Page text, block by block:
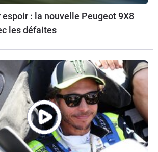
espoir : la nouvelle Peugeot 9X8
les défaites